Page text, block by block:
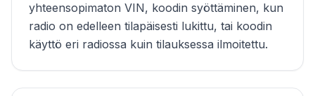
yhteensopimaton VIN, koodin syöttäminen, kun
radio on edelleen tilapäisesti lukittu, tai koodin
käyttö eri radiossa kuin tilauksessa ilmoitettu.